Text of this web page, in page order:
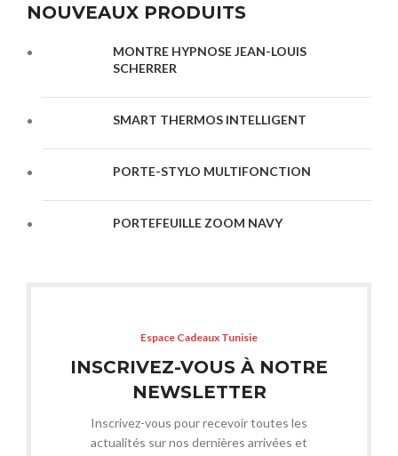
NOUVEAUX PRODUITS
MONTRE HYPNOSE JEAN-LOUIS
SCHERRER
SMART THERMOS INTELLIGENT
PORTE-STYLO MULTIFONCTION
PORTEFEUILLE ZOOM NAVY
Espace Cadeaux Tunisie
INSCRIVEZ-VOUS À NOTRE
NEWSLETTER
Inscrivez-vous pour recevoir toutes les
actualités sur nos dernières arrivées et